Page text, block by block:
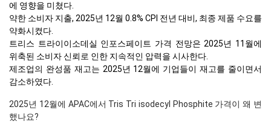
에 영향을 미쳤다.
약한 소비자 지출, 2025년 12월 0.8% CPI 전년 대비, 최종 제품 수요를
약화시켰다.
트리스 트라이이소데실 인포스페이트 가격 전망은 2025년 11월에
위축된 소비자 신뢰로 인한 지속적인 압력을 시사한다.
제조업의 완성품 재고는 2025년 12월에 기업들이 재고를 줄이면서
감소하였다.
2025년 12월에 APAC에서 Tris Tri isodecyl Phosphite 가격이 왜 변
했나요?